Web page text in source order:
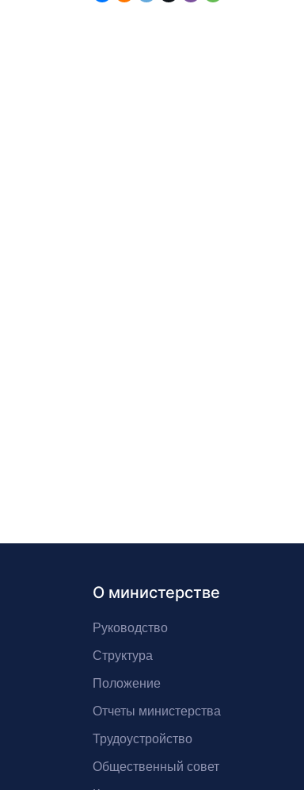
О министерстве
Руководство
Структура
Положение
Отчеты министерства
Трудоустройство
Общественный совет